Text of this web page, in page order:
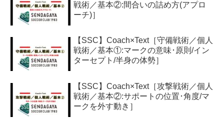
戦術／基本②:間合いの詰め方(アプロ
ーチ)］
【SSC】Coach×Text［守備戦術／個人
戦術／基本①:マークの意味･原則/イン
ターセプト/半身の体勢］
【SSC】Coach×Text［攻撃戦術／個人
戦術／基本②:サポートの位置･角度/マ
ークを外す動き］